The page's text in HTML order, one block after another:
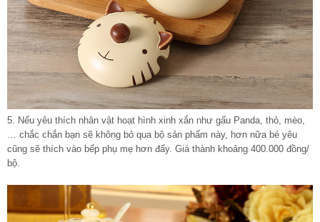
5. Nếu yêu thích nhân vật hoạt hình xinh xắn như gấu Panda, thỏ, mèo,
… chắc chắn bạn sẽ không bỏ qua bộ sản phẩm này, hơn nữa bé yêu
cũng sẽ thích vào bếp phụ mẹ hơn đấy. Giá thành khoảng 400.000 đồng/
bộ.